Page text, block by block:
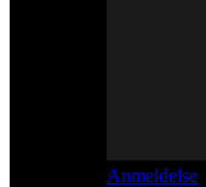
Anmeldelse